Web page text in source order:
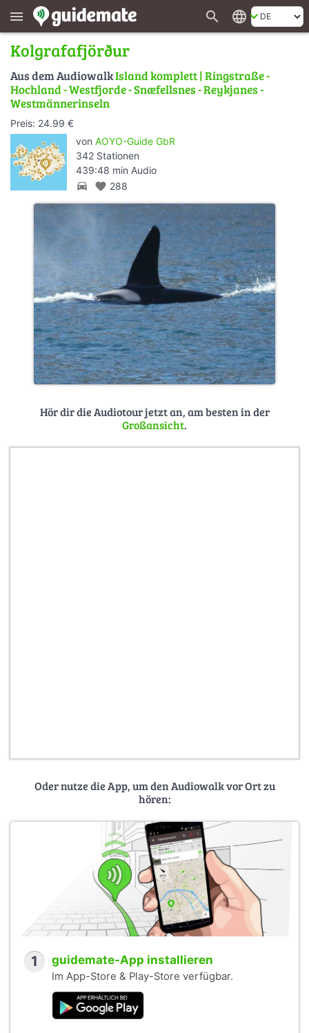
menu search language
Kolgrafafjörður
Aus dem AudiowalkIsland komplett | Ringstraße -
Hochland - Westfjorde - Snæfellsnes - Reykjanes -
Westmännerinseln
Preis: 24.99 €
von AOYO-Guide GbR
342 Stationen
439:48 min Audio
directions_car favorite 288
Hör dir die Audiotour jetzt an, am besten in der
Großansicht.
Oder nutze die App, um den Audiowalk vor Ort zu
hören:
1 guidemate-App installieren
Im App-Store & Play-Store verfügbar.